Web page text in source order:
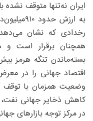
به ارزش
رخدادی که نشان
همچنان برقرار است و
بسته‌ماندن تنگه هرمز
اقتصاد جهانی را در
وضعیت همزمان با توقف
کاهش ذخایر جهانی نفت،
در مرکز توجه بازارهای